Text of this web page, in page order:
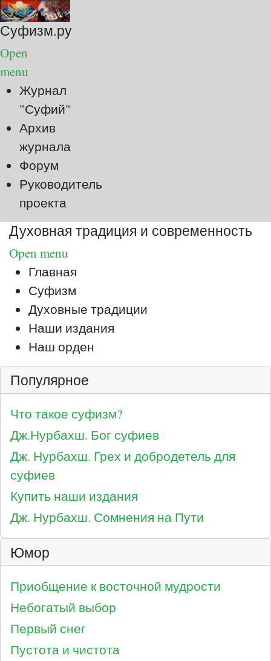
Суфизм.ру
Open
menu
Журнал
"Суфий"
Архив
журнала
Форум
Руководитель
проекта
Духовная традиция и современность
Open menu
Главная
Суфизм
Духовные традиции
Наши издания
Наш орден
Популярное
Что такое суфизм?
Дж.Нурбахш. Бог суфиев
Дж. Нурбахш. Грех и добродетель для
суфиев
Купить наши издания
Дж. Нурбахш. Сомнения на Пути
Юмор
Приобщение к восточной мудрости
Небогатый выбор
Первый снег
Пустота и чистота